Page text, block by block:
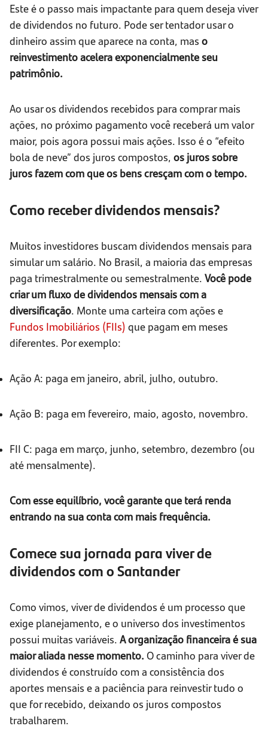
Este é o passo mais impactante para quem deseja viver
de dividendos no futuro. Pode ser tentador usar o
dinheiro assim que aparece na conta, mas o
reinvestimento acelera exponencialmente seu
patrimônio.
Ao usar os dividendos recebidos para comprar mais
ações, no próximo pagamento você receberá um valor
maior, pois agora possui mais ações. Isso é o “efeito
bola de neve” dos juros compostos, os juros sobre
juros fazem com que os bens cresçam com o tempo.
Como receber dividendos mensais?
Muitos investidores buscam dividendos mensais para
simular um salário. No Brasil, a maioria das empresas
paga trimestralmente ou semestralmente. Você pode
criar um fluxo de dividendos mensais com a
diversificação. Monte uma carteira com ações e
Fundos Imobiliários (FIIs) que pagam em meses
diferentes. Por exemplo:
Ação A: paga em janeiro, abril, julho, outubro.
Ação B: paga em fevereiro, maio, agosto, novembro.
FII C: paga em março, junho, setembro, dezembro (ou
até mensalmente).
Com esse equilíbrio, você garante que terá renda
entrando na sua conta com mais frequência.
Comece sua jornada para viver de
dividendos com o Santander
Como vimos, viver de dividendos é um processo que
exige planejamento, e o universo dos investimentos
possui muitas variáveis. A organização financeira é sua
maior aliada nesse momento. O caminho para viver de
dividendos é construído com a consistência dos
aportes mensais e a paciência para reinvestir tudo o
que for recebido, deixando os juros compostos
trabalharem.